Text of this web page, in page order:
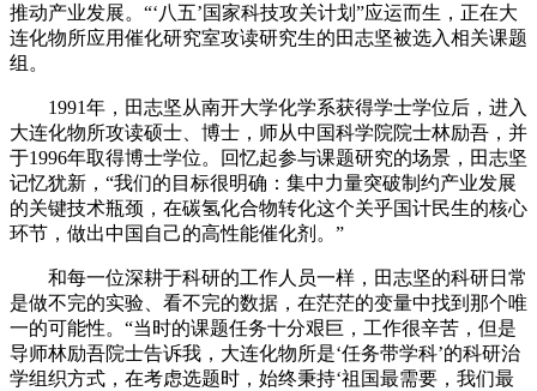
推动产业发展。“‘八五’国家科技攻关计划”应运而生，正在大
连化物所应用催化研究室攻读研究生的田志坚被选入相关课题
组。
1991年，田志坚从南开大学化学系获得学士学位后，进入
大连化物所攻读硕士、博士，师从中国科学院院士林励吾，并
于1996年取得博士学位。回忆起参与课题研究的场景，田志坚
记忆犹新，“我们的目标很明确：集中力量突破制约产业发展
的关键技术瓶颈，在碳氢化合物转化这个关乎国计民生的核心
环节，做出中国自己的高性能催化剂。”
和每一位深耕于科研的工作人员一样，田志坚的科研日常
是做不完的实验、看不完的数据，在茫茫的变量中找到那个唯
一的可能性。“当时的课题任务十分艰巨，工作很辛苦，但是
导师林励吾院士告诉我，大连化物所是‘任务带学科’的科研治
学组织方式，在考虑选题时，始终秉持‘祖国最需要，我们最